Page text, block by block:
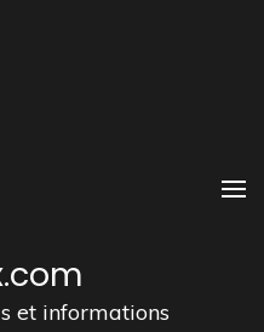
et informations